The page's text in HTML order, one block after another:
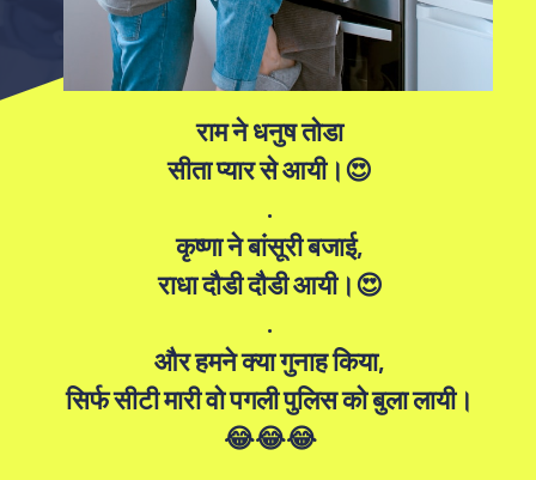
राम ने धनुष तोडा
सीता प्यार से आयी।😍
.
कृष्णा ने बांसूरी बजाई,
राधा दौडी दौडी आयी।😍
.
और हमने क्या गुनाह किया,
सिर्फ सीटी मारी वो पगली पुलिस को बुला लायी।
😂😂😂